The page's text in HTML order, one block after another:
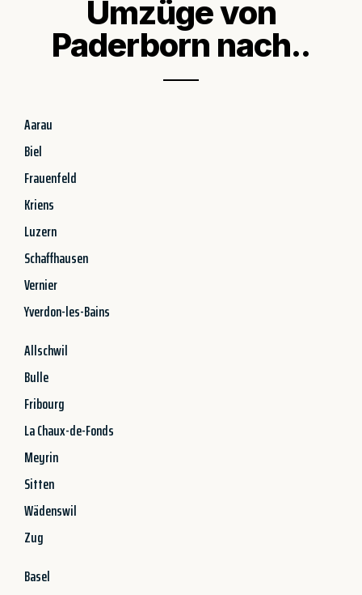
Umzüge von
Paderborn nach..
Aarau
Biel
Frauenfeld
Kriens
Luzern
Schaffhausen
Vernier
Yverdon-les-Bains
Allschwil
Bulle
Fribourg
La Chaux-de-Fonds
Meyrin
Sitten
Wädenswil
Zug
Basel